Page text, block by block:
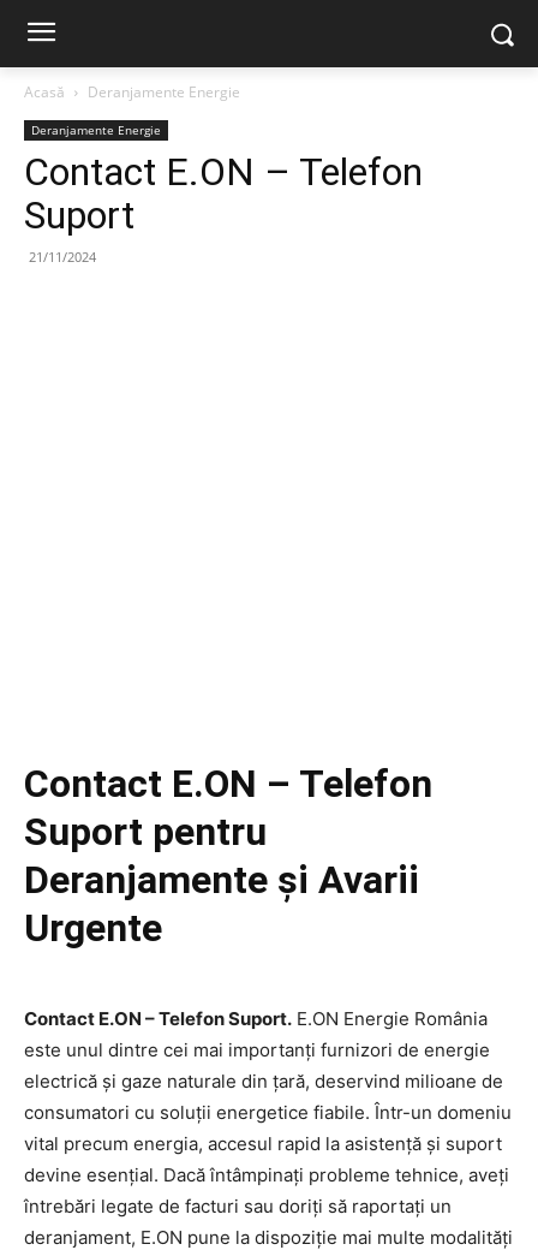
Acasă Deranjamente Energie
Deranjamente Energie
Contact E.ON – Telefon
Suport
21/11/2024
Contact E.ON – Telefon
Suport pentru
Deranjamente și Avarii
Urgente
Contact E.ON – Telefon Suport. E.ON Energie România
este unul dintre cei mai importanți furnizori de energie
electrică și gaze naturale din țară, deservind milioane de
consumatori cu soluții energetice fiabile. Într-un domeniu
vital precum energia, accesul rapid la asistență și suport
devine esențial. Dacă întâmpinați probleme tehnice, aveți
întrebări legate de facturi sau doriți să raportați un
deranjament, E.ON pune la dispoziție mai multe modalități